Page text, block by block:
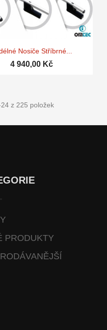
Rychlý náhled
Nosiče Stříbrné...
4 940,00 Kč
z 225 položek
PRODUKTY